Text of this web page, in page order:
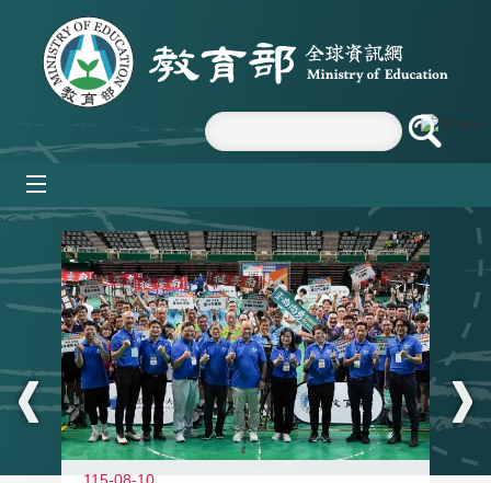
跳到主要內容區塊
:::